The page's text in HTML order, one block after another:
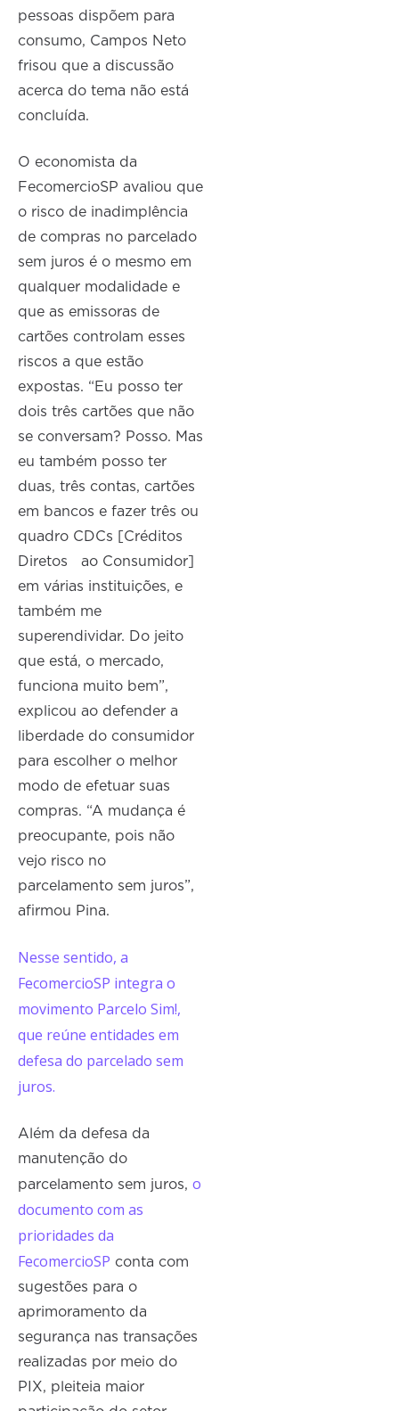
pessoas dispõem para
consumo, Campos Neto
frisou que a discussão
acerca do tema não está
concluída.
O economista da
FecomercioSP avaliou que
o risco de inadimplência
de compras no parcelado
sem juros é o mesmo em
qualquer modalidade e
que as emissoras de
cartões controlam esses
riscos a que estão
expostas. “Eu posso ter
dois três cartões que não
se conversam? Posso. Mas
eu também posso ter
duas, três contas, cartões
em bancos e fazer três ou
quadro CDCs [Créditos
Diretos ao Consumidor]
em várias instituições, e
também me
superendividar. Do jeito
que está, o mercado,
funciona muito bem”,
explicou ao defender a
liberdade do consumidor
para escolher o melhor
modo de efetuar suas
compras. “A mudança é
preocupante, pois não
vejo risco no
parcelamento sem juros”,
afirmou Pina.
Nesse sentido, a
FecomercioSP integra o
movimento Parcelo Sim!,
que reúne entidades em
defesa do parcelado sem
juros.
Além da defesa da
manutenção do
parcelamento sem juros,o
documento com as
prioridades da
FecomercioSP conta com
sugestões para o
aprimoramento da
segurança nas transações
realizadas por meio do
PIX, pleiteia maior